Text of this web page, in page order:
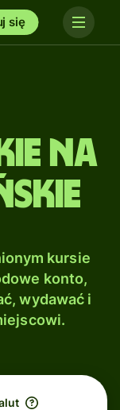
się
na
kursie
konto,
wydawać i